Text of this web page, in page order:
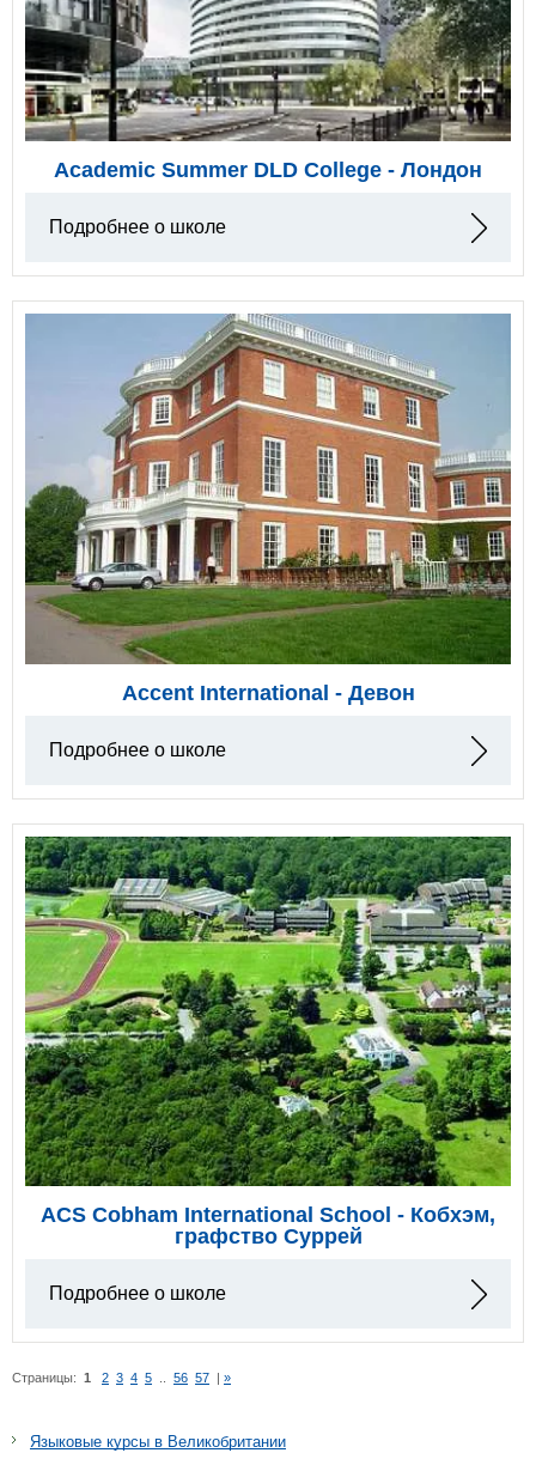
Academic Summer DLD College - Лондон
Подробнее о школе
Accent International - Девон
Подробнее о школе
ACS Cobham International School - Кобхэм,
графство Суррей
Подробнее о школе
Страницы: 1 2 3 4 5 56 57 | »
Языковые курсы в Великобритании